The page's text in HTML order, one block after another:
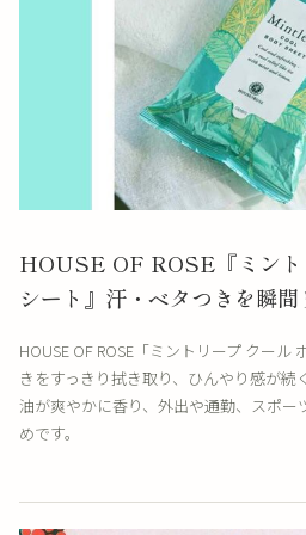
HOUSE OF ROSE『ミント
シート』汗・ベタつきを瞬間
HOUSE OF ROSE「ミントリープ クー
きをすっきり拭き取り、ひんやり感が
油が爽やかに香り、外出や通勤、スポ
めです。